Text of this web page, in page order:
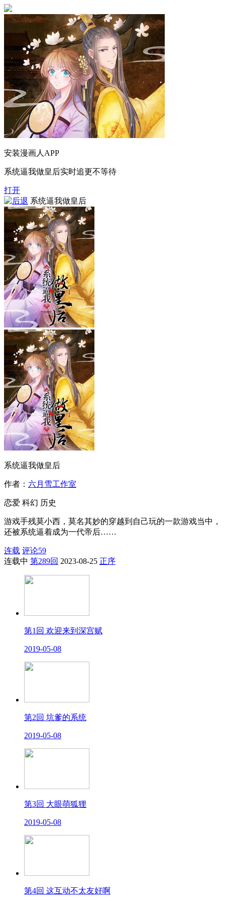
安装漫画人APP
系统逼我做皇后实时追更不等待
打开
系统逼我做皇后
系统逼我做皇后
作者： 六月雪工作室
恋爱 科幻 历史
游戏手残莫小西，莫名其妙的穿越到自己玩的一款游戏当中，
还被系统逼着成为一代帝后……
连载 评论59
连载中 第289回 2023-08-25 正序
第1回 欢迎来到深宫赋
2019-05-08
第2回 坑爹的系统
2019-05-08
第3回 大眼萌狐狸
2019-05-08
第4回 这互动不太友好啊